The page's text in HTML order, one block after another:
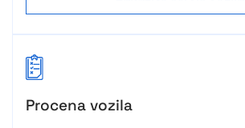
Procena vozila